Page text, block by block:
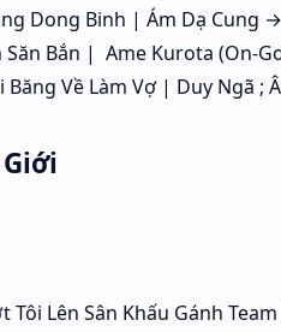
Dong Binh | Ám Dạ Cung
Săn Bắn | Ame Kurota (On-
Băng Về Làm Vợ | Duy Ngã ;
Giới
Tôi Lên Sân Khấu Gánh